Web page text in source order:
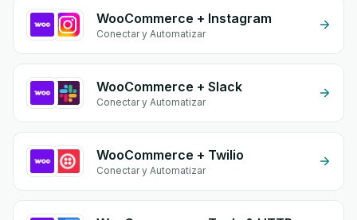
WooCommerce + Instagram
Conectar y Automatizar
WooCommerce + Slack
Conectar y Automatizar
WooCommerce + Twilio
Conectar y Automatizar